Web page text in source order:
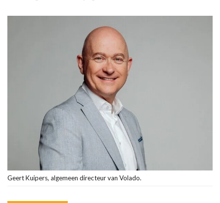
Geert Kuipers, algemeen directeur van Volado.